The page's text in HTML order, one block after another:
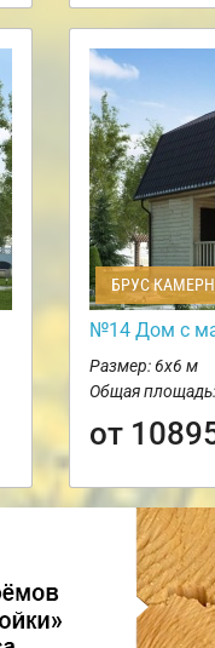
БРУС
№14 Дом с
Размер: 6х6 м
Общая
от